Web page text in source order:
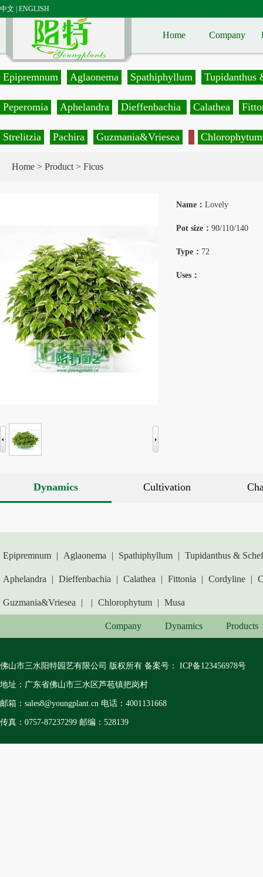
中文 ENGLISH
Home Company
Epipremnum Aglaonema Spathiphyllum Tupidanthus
Peperomia Aphelandra Dieffenbachia Calathea
Strelitzia Pachira Guzmania&Vriesea Chlorophytum
Home > Product > Ficus
Name： Lovely
Pot size： 90/110/140
Type： 72
Uses：
Dynamics Cultivation
Epipremnum | Aglaonema | Spathiphyllum | Tupidanthus &
Aphelandra | Dieffenbachia | Calathea | Fittonia | Cordyline |
Guzmania&Vriesea | | Chlorophytum | Musa
Company Dynamics Products
佛山市三水阳特园艺有限公司 版权所有 备案号： ICP备123456978号
地址：广东省佛山市三水区芦苞镇把岗村
邮箱：sales8@youngplant.cn 电话：4001131668
传真：0757-87237299 邮编：528139